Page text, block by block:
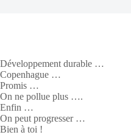
Développement durable …
Copenhague …
Promis …
On ne pollue plus ….
Enfin …
On peut progresser …
Bien à toi !